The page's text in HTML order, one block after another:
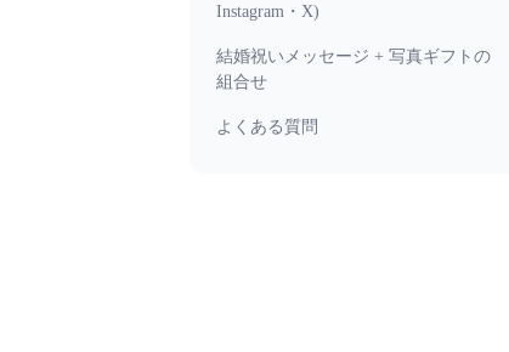
Instagram・X)
結婚祝いメッセージ + 写真ギフトの
組合せ
よくある質問